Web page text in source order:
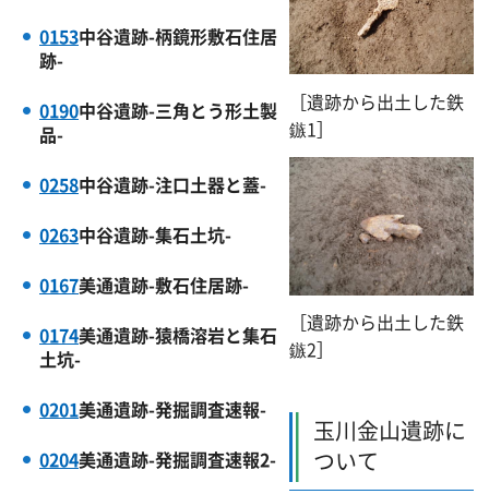
0153中谷遺跡-柄鏡形敷石住居
跡-
0190中谷遺跡-三角とう形土製
品-
0258中谷遺跡-注口土器と蓋-
0263中谷遺跡-集石土坑-
0167美通遺跡-敷石住居跡-
0174美通遺跡-猿橋溶岩と集石
土坑-
0201美通遺跡-発掘調査速報-
0204美通遺跡-発掘調査速報2-
［遺跡から出土した鉄
鏃1］
［遺跡から出土した鉄
鏃2］
玉川金山遺跡に
ついて